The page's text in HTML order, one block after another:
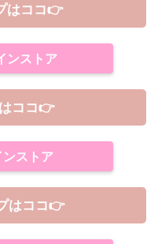
はココ👉
ンストア
ココ👉
ストア
はココ👉